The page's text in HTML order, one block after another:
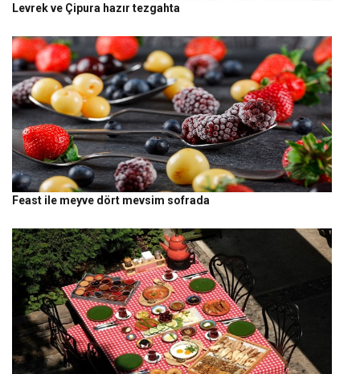
Levrek ve Çipura hazır tezgahta
Feast ile meyve dört mevsim sofrada